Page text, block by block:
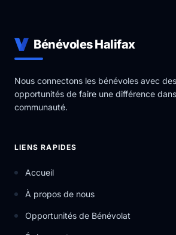
Bénévoles Halifax
Nous connectons les bénévoles avec des
opportunités de faire une différence
communauté.
LIENS RAPIDES
Accueil
À propos de nous
Opportunités de Bénévolat